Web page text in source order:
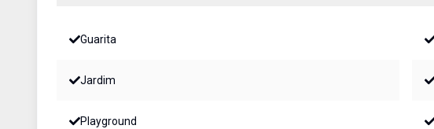
Guarita
Jardim
Playground